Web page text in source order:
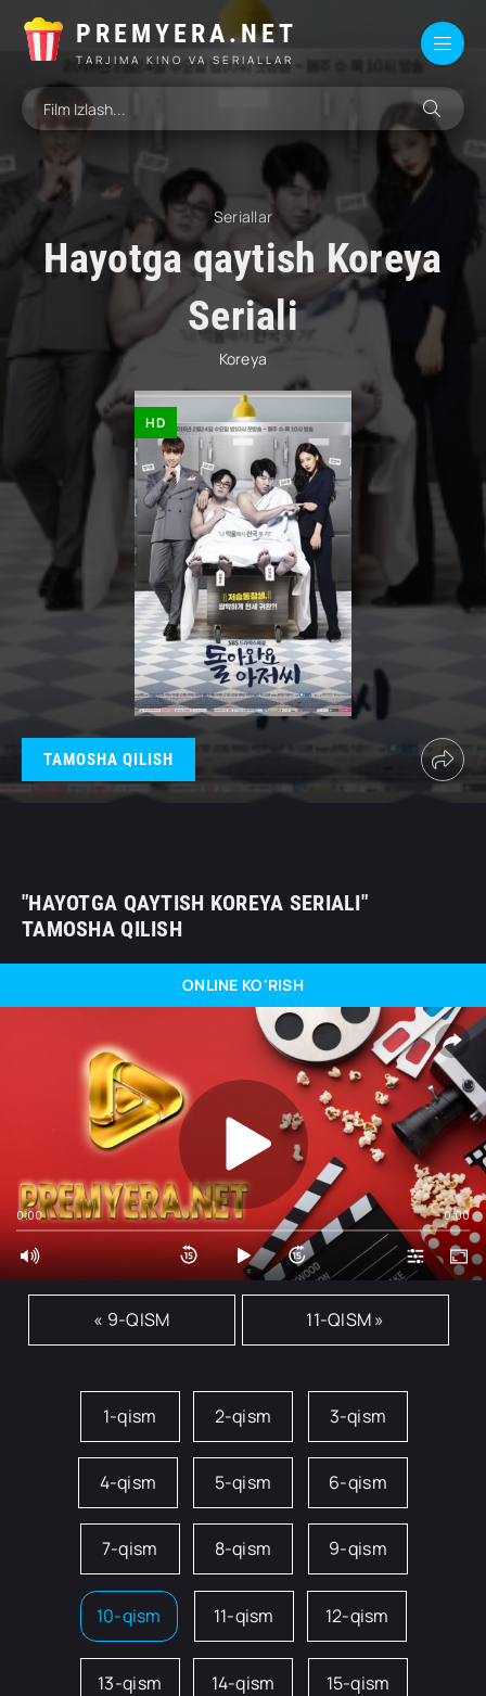
PREMYERA.NET
TARJIMA KINO VA SERIALLAR
Seriallar
Hayotga qaytish Koreya
Seriali
Koreya
HD
TAMOSHA QILISH
"HAYOTGA QAYTISH KOREYA SERIALI"
TAMOSHA QILISH
ONLINE KO'RISH
0:00 0:00
« 9-QISM 11-QISM »
1-qism 2-qism 3-qism
4-qism 5-qism 6-qism
7-qism 8-qism 9-qism
10-qism 11-qism 12-qism
13-qism 14-qism 15-qism